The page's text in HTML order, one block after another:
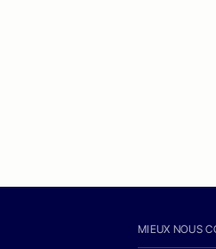
MIEUX NOUS